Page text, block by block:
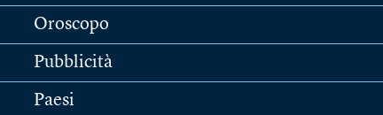
Oroscopo
Pubblicità
Paesi